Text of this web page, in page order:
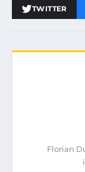
TWITTER
Florian